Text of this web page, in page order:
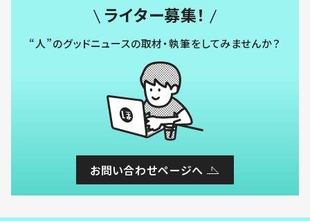
ライター募集！
“人”のグッドニュースの取材・執筆をしてみませんか？
お問い合わせページへ